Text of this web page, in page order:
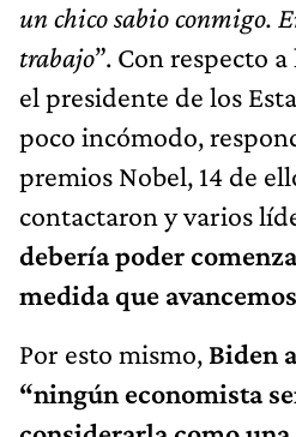
un chico sabio conmigo.
trabajo”. Con respecto
el presidente de los
poco incómodo,
premios Nobel, 14 de
contactaron y varios
debería poder
medida que
Por esto mismo, Biden
“ningún economista